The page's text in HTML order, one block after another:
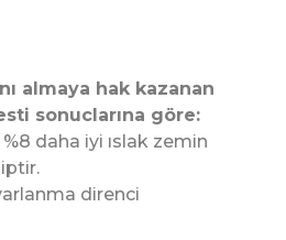
almaya hak kazanan
sonuclarına göre:
daha iyi ıslak zemin
direnci